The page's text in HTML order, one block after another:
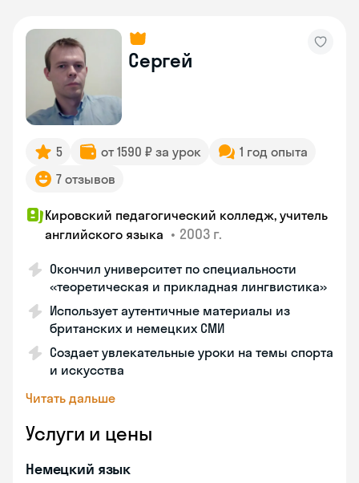
Сергей
5 от 1590 ₽ за урок
1 год опыта
7 отзывов
Кировский педагогический колледж, учитель
английского языка • 2003 г.
Окончил университет по специальности
«теоретическая и прикладная лингвистика»
Использует аутентичные материалы из
британских и немецких СМИ
Создает увлекательные уроки на темы спорта
и искусства
Читать дальше
Услуги и цены
Немецкий язык